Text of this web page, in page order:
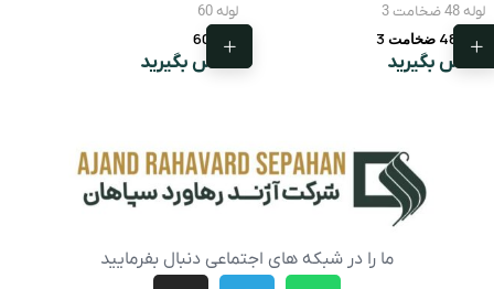
لوله 48 ضخامت 3
لوله 48 ضخامت 3
تماس بگیرید
لوله 60
لوله 60
تماس بگیرید
ما را در شبکه های اجتماعی دنبال بفرمایید